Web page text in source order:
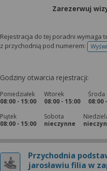
Zarezerwuj
Rejestracja do tej poradni wymaga
z przychodnią pod numerem:
Godziny otwarcia rejestracji:
Poniedziałek
08:00 - 15:00
Wtorek
08:00 - 15:00
Środa
08:00
Piątek
08:00 - 15:00
Sobota
nieczynne
Przychodnia
jarosławiu filia w